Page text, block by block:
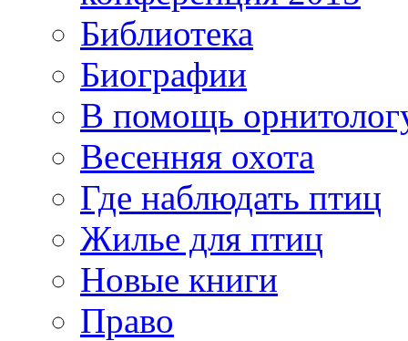
Библиотека
Биографии
В помощь
Весенняя охота
Где наблюдать птиц
Жилье для птиц
Новые книги
Право